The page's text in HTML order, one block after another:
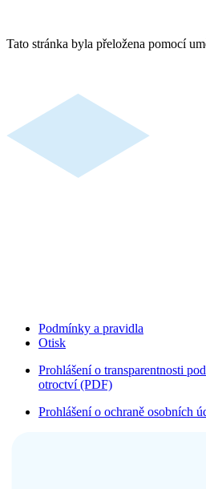
Tato stránka byla přeložena pomocí
Podmínky a pravidla
Otisk
Prohlášení o transparentnosti
otroctví (PDF)
Prohlášení o ochraně osobních